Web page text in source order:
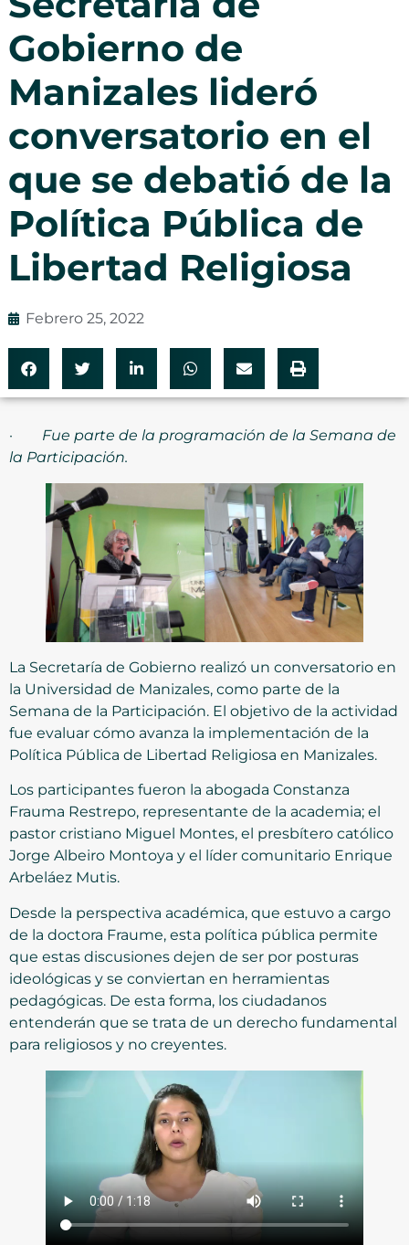
Gobierno de
Manizales lideró
conversatorio en el
que se debatió de la
Política Pública de
Libertad Religiosa
Febrero 25, 2022
· Fue parte de la programación de la Semana de
la Participación.
La Secretaría de Gobierno realizó un conversatorio en
la Universidad de Manizales, como parte de la
Semana de la Participación. El objetivo de la actividad
fue evaluar cómo avanza la implementación de la
Política Pública de Libertad Religiosa en Manizales.
Los participantes fueron la abogada Constanza
Frauma Restrepo, representante de la academia; el
pastor cristiano Miguel Montes, el presbítero católico
Jorge Albeiro Montoya y el líder comunitario Enrique
Arbeláez Mutis.
Desde la perspectiva académica, que estuvo a cargo
de la doctora Fraume, esta política pública permite
que estas discusiones dejen de ser por posturas
ideológicas y se conviertan en herramientas
pedagógicas. De esta forma, los ciudadanos
entenderán que se trata de un derecho fundamental
para religiosos y no creyentes.